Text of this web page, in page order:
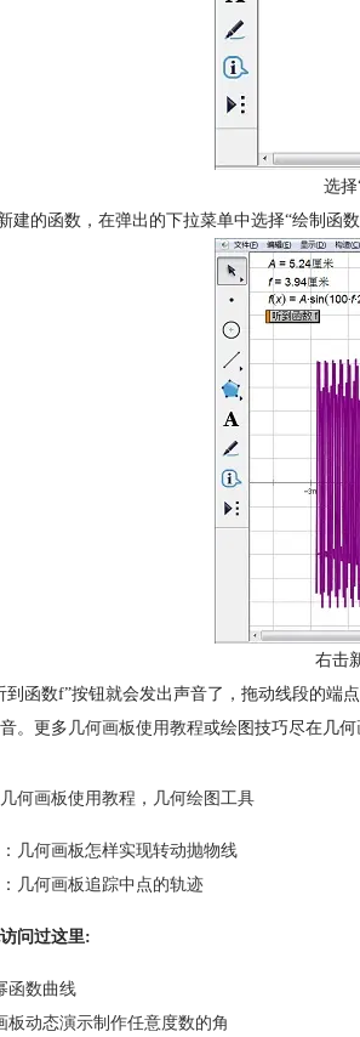
选
建的函数，在弹出的下拉菜单中选择“绘制函
右击
到函数f”按钮就会发出声音了，拖动线段的端
。更多 几何画板使用教程或绘图技巧尽在几何
几何画板使用教程 ， 几何绘图工具
几何画板怎样实现转动抛物线
几何画板追踪中点的轨迹
问过这里:
函数曲线
板动态演示制作任意度数的角